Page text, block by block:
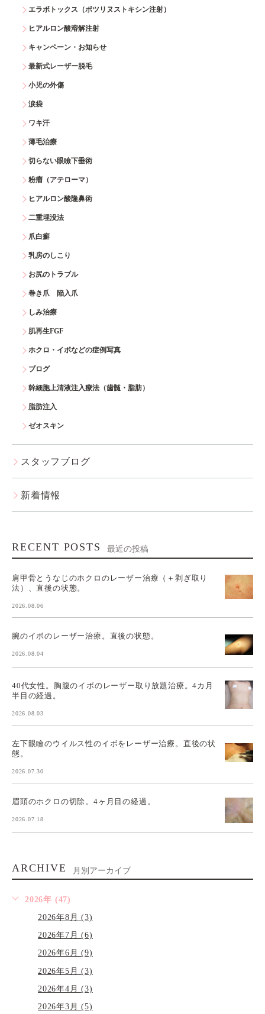
エラボトックス（ボツリヌストキシン注射）
ヒアルロン酸溶解注射
キャンペーン・お知らせ
最新式レーザー脱毛
小児の外傷
涙袋
ワキ汗
薄毛治療
切らない眼瞼下垂術
粉瘤（アテローマ）
ヒアルロン酸隆鼻術
二重埋没法
爪白癬
乳房のしこり
お尻のトラブル
巻き爪 陥入爪
しみ治療
肌再生FGF
ホクロ・イボなどの症例写真
ブログ
幹細胞上清液注入療法（歯髄・脂肪）
脂肪注入
ゼオスキン
スタッフブログ
新着情報
RECENT POSTS 最近の投稿
肩甲骨とうなじのホクロのレーザー治療（＋剥ぎ取り
法）、直後の状態。
2026.08.06
腕のイボのレーザー治療。直後の状態。
2026.08.04
40代女性。胸腹のイボのレーザー取り放題治療。4カ月
半目の経過。
2026.08.03
左下眼瞼のウイルス性のイボをレーザー治療。直後の状
態。
2026.07.30
眉頭のホクロの切除。4ヶ月目の経過。
2026.07.18
ARCHIVE 月別アーカイブ
2026年 (47)
2026年8月 (3)
2026年7月 (6)
2026年6月 (9)
2026年5月 (3)
2026年4月 (3)
2026年3月 (5)